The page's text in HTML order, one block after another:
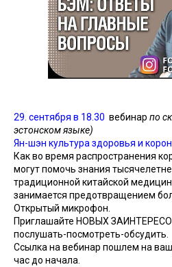
29. сентября в 18.30 вебинар по
эстонском языке)
Ян-шэн культура здоровья и
Как во время распространения
могут помочь знания
традиционной китайской
занимается предотвращением
Открытый микрофон.
Приглашайте НОВЫХ
послушать-посмотреть-обсудить.
Ссылка на вебинар пошлем на
час до начала.